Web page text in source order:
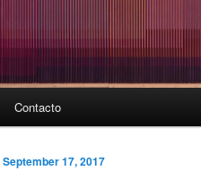
Contacto
September 17, 2017